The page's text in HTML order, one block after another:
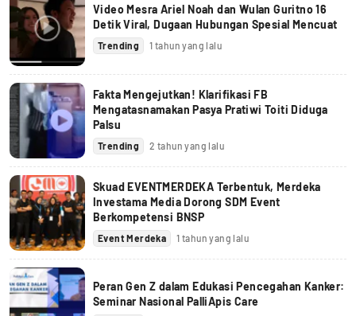
Video Mesra Ariel Noah dan Wulan Guritno 16
Detik Viral, Dugaan Hubungan Spesial Mencuat
Trending 1 tahun yang lalu
Fakta Mengejutkan! Klarifikasi FB
Mengatasnamakan Pasya Pratiwi Toiti Diduga
Palsu
Trending 2 tahun yang lalu
Skuad EVENTMERDEKA Terbentuk, Merdeka
Investama Media Dorong SDM Event
Berkompetensi BNSP
Event Merdeka 1 tahun yang lalu
Peran Gen Z dalam Edukasi Pencegahan Kanker:
Seminar Nasional PalliApis Care